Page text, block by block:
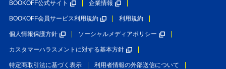
BOOKOFF公式サイト 企業情報
BOOKOFF会員サービス利用規約 利用規約
個人情報保護方針 ソーシャルメディアポリシー
カスタマーハラスメントに対する基本方針
特定商取引法に基づく表示 利用者情報の外部送信について